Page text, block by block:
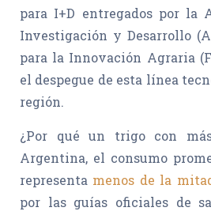
para I+D entregados por la
Investigación y Desarrollo
para la Innovación Agraria
el despegue de esta línea
región.
¿Por qué un trigo con
Argentina, el consumo
representa menos de la
por las guías oficiales de